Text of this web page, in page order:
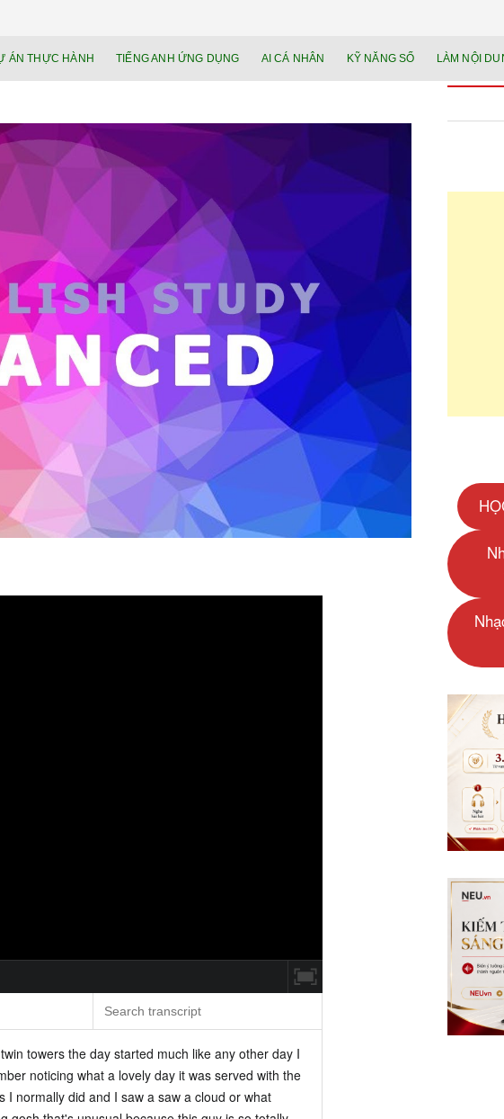
lực cá nhân
ÁN THỰC HÀNH TIẾNG ANH ỨNG DỤNG AI CÁ NHÂN KỸ NĂNG SỐ LÀM NỘI